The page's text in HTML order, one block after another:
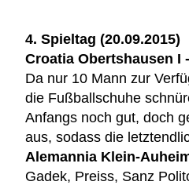
4. Spieltag (20.09.2015)
Croatia Obertshausen I
Da nur 10 Mann zur
die Fußballschuhe
Anfangs noch gut, doch
aus, sodass die
Alemannia Klein-
Gadek, Preiss, Sanz